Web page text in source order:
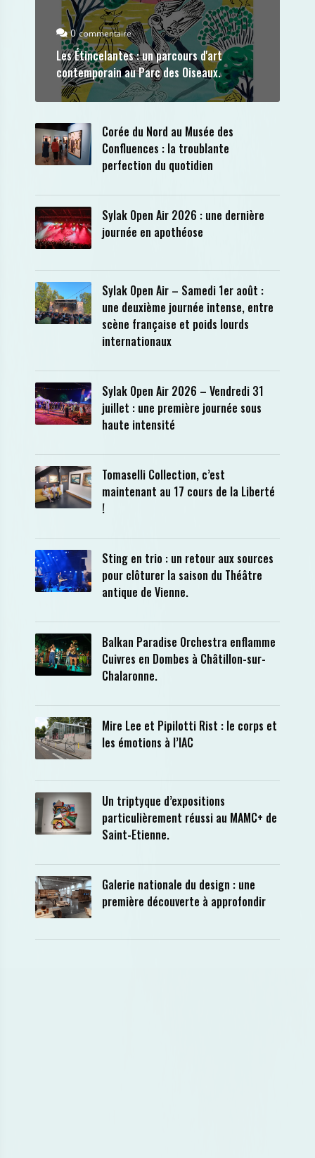
0 commentaire
Les Étincelantes : un parcours d'art
contemporain au Parc des Oiseaux.
Corée du Nord au Musée des
Confluences : la troublante
perfection du quotidien
Sylak Open Air 2026 : une dernière
journée en apothéose
Sylak Open Air – Samedi 1er août :
une deuxième journée intense, entre
scène française et poids lourds
internationaux
Sylak Open Air 2026 – Vendredi 31
juillet : une première journée sous
haute intensité
Tomaselli Collection, c’est
maintenant au 17 cours de la Liberté
!
Sting en trio : un retour aux sources
pour clôturer la saison du Théâtre
antique de Vienne.
Balkan Paradise Orchestra enflamme
Cuivres en Dombes à Châtillon-sur-
Chalaronne.
Mire Lee et Pipilotti Rist : le corps et
les émotions à l’IAC
Un triptyque d’expositions
particulièrement réussi au MAMC+ de
Saint-Etienne.
Galerie nationale du design : une
première découverte à approfondir